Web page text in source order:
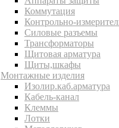
Коммутация
Контрольно-
Силовые разъемы
Трансформаторы
Щитовая арматура
Щиты,шкафы
Монтажные изделия
Изолир.каб.арматура
Кабель-канал
Клеммы
Лотки